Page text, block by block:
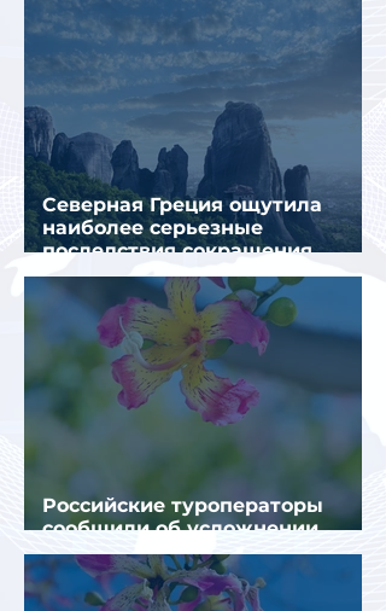
Северная Греция ощутила
наиболее серьезные
последствия сокращения
турпотока из России
Российские туроператоры
сообщили об усложнении
получения виз в Грецию